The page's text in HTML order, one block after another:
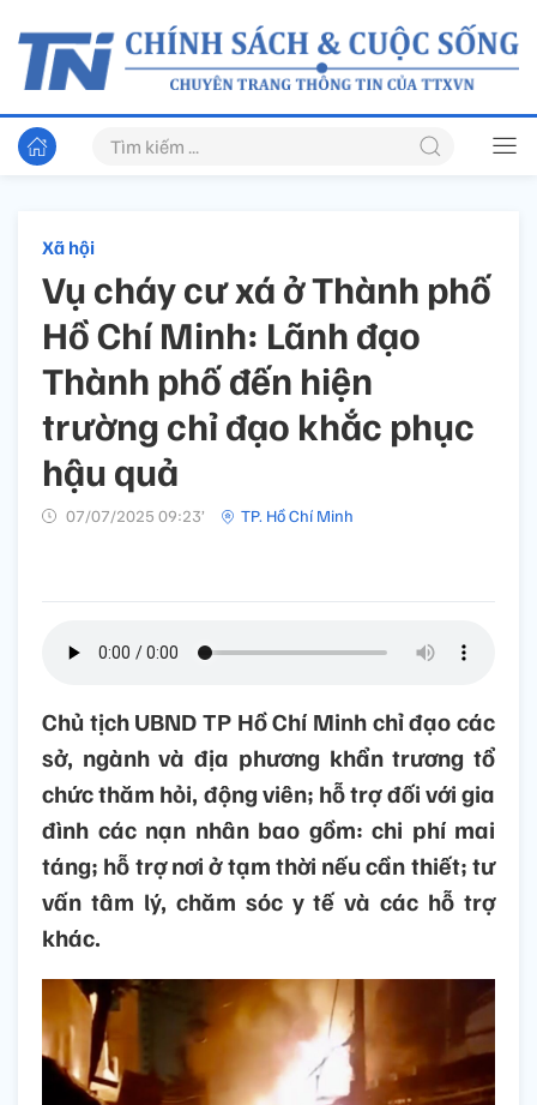
Xã hội
Vụ cháy cư xá ở Thành phố
Hồ Chí Minh: Lãnh đạo
Thành phố đến hiện
trường chỉ đạo khắc phục
hậu quả
07/07/2025 09:23’ TP. Hồ Chí Minh
Chủ tịch UBND TP Hồ Chí Minh chỉ đạo các
sở, ngành và địa phương khẩn trương tổ
chức thăm hỏi, động viên; hỗ trợ đối với gia
đình các nạn nhân bao gồm: chi phí mai
táng; hỗ trợ nơi ở tạm thời nếu cần thiết; tư
vấn tâm lý, chăm sóc y tế và các hỗ trợ
khác.